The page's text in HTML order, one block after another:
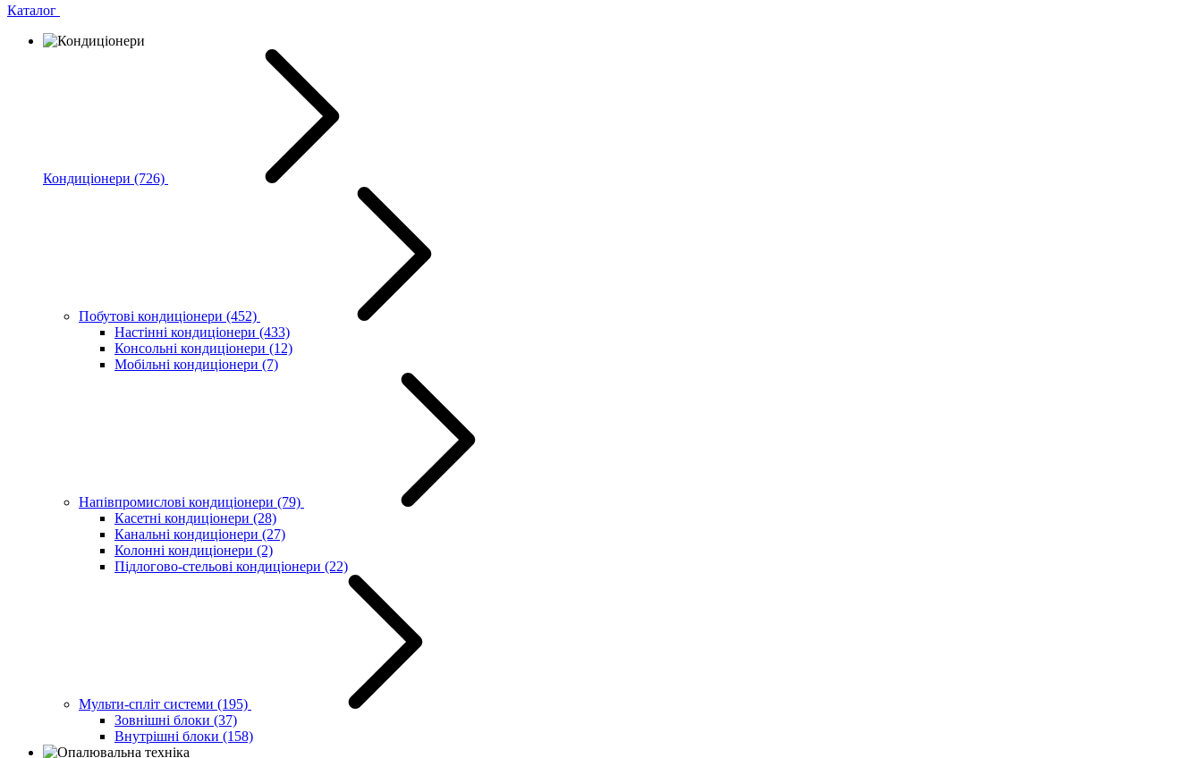
Каталог
Кондиціонери (726)
Побутові кондиціонери (452)
Настінні кондиціонери (433)
Консольні кондиціонери (12)
Мобільні кондиціонери (7)
Напівпромислові кондиціонери (79)
Касетні кондиціонери (28)
Канальні кондиціонери (27)
Колонні кондиціонери (2)
Підлогово-стельові кондиціонери (22)
Мульти-спліт системи (195)
Зовнішні блоки (37)
Внутрішні блоки (158)